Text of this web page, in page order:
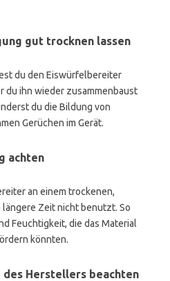
gut trocknen lassen
du den Eiswürfelbereiter
du ihn wieder zusammenbaust
du die Bildung von
Gerüchen im Gerät.
achten
an einem trockenen,
Zeit nicht benutzt. So
Feuchtigkeit, die das Material
könnten.
Herstellers beachten